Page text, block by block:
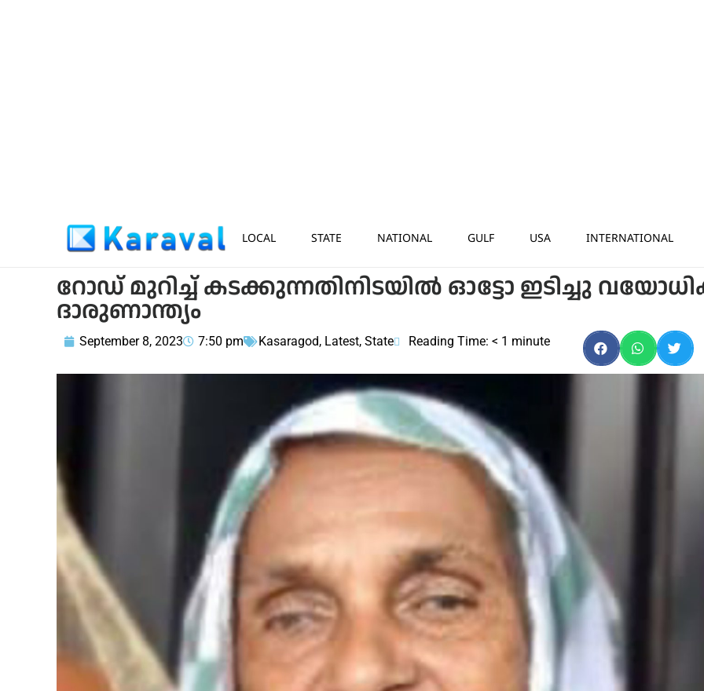
LOCAL STATE NATIONAL GULF USA INTERNATIONAL
റോഡ് മുറിച്ച് കടക്കുന്നതിനിടയിൽ ഓട്ടോ ഇടിച്ചു
ദാരുണാന്ത്യം
September 8, 2023 7:50 pm Kasaragod, Latest, State Reading Time: < 1 minute